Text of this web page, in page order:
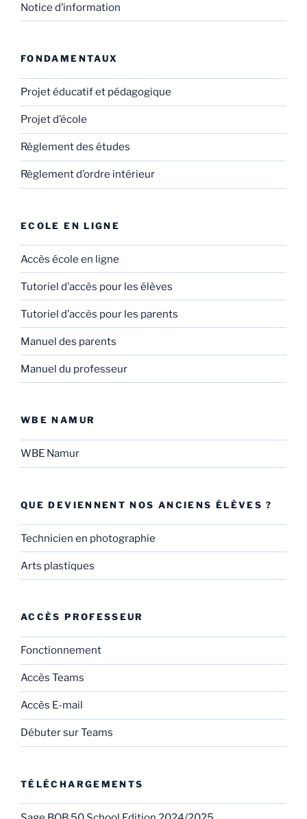
Notice d’information
FONDAMENTAUX
Projet éducatif et pédagogique
Projet d’école
Règlement des études
Règlement d’ordre intérieur
ECOLE EN LIGNE
Accès école en ligne
Tutoriel d’accès pour les élèves
Tutoriel d’accès pour les parents
Manuel des parents
Manuel du professeur
WBE NAMUR
WBE Namur
QUE DEVIENNENT NOS ANCIENS ÉLÈVES ?
Technicien en photographie
Arts plastiques
ACCÈS PROFESSEUR
Fonctionnement
Accès Teams
Accès E-mail
Débuter sur Teams
TÉLÉCHARGEMENTS